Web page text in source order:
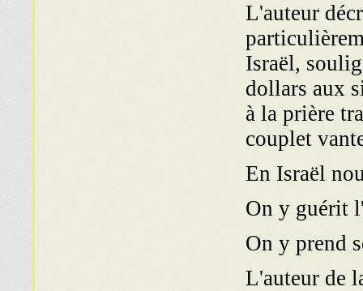
L'auteur
Israël,
dollars aux
à la prière
couplet
En Israël
On y guérit
On y prend
L'auteur de